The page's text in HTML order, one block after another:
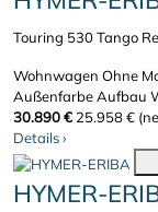
Touring 530 Tango
Wohnwagen Ohne
Außenfarbe Aufbau
30.890 € 25.958 €
Details›
HYMER-